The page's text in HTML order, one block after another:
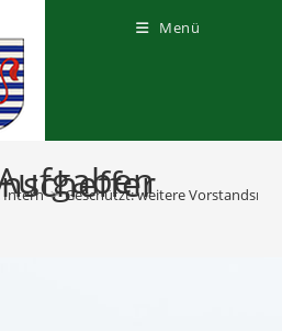
Menü
Intern > Geschützt: weitere